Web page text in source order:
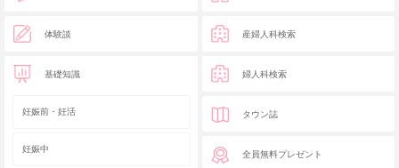
体験談
基礎知識
妊娠前・妊活
妊娠中
産婦人科検索
婦人科検索
タウン誌
全員無料プレゼント